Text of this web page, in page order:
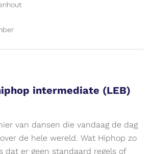
intermediate (LEB)
van dansen die vandaag de dag
de hele wereld. Wat Hiphop zo
dat er geen standaard regels of